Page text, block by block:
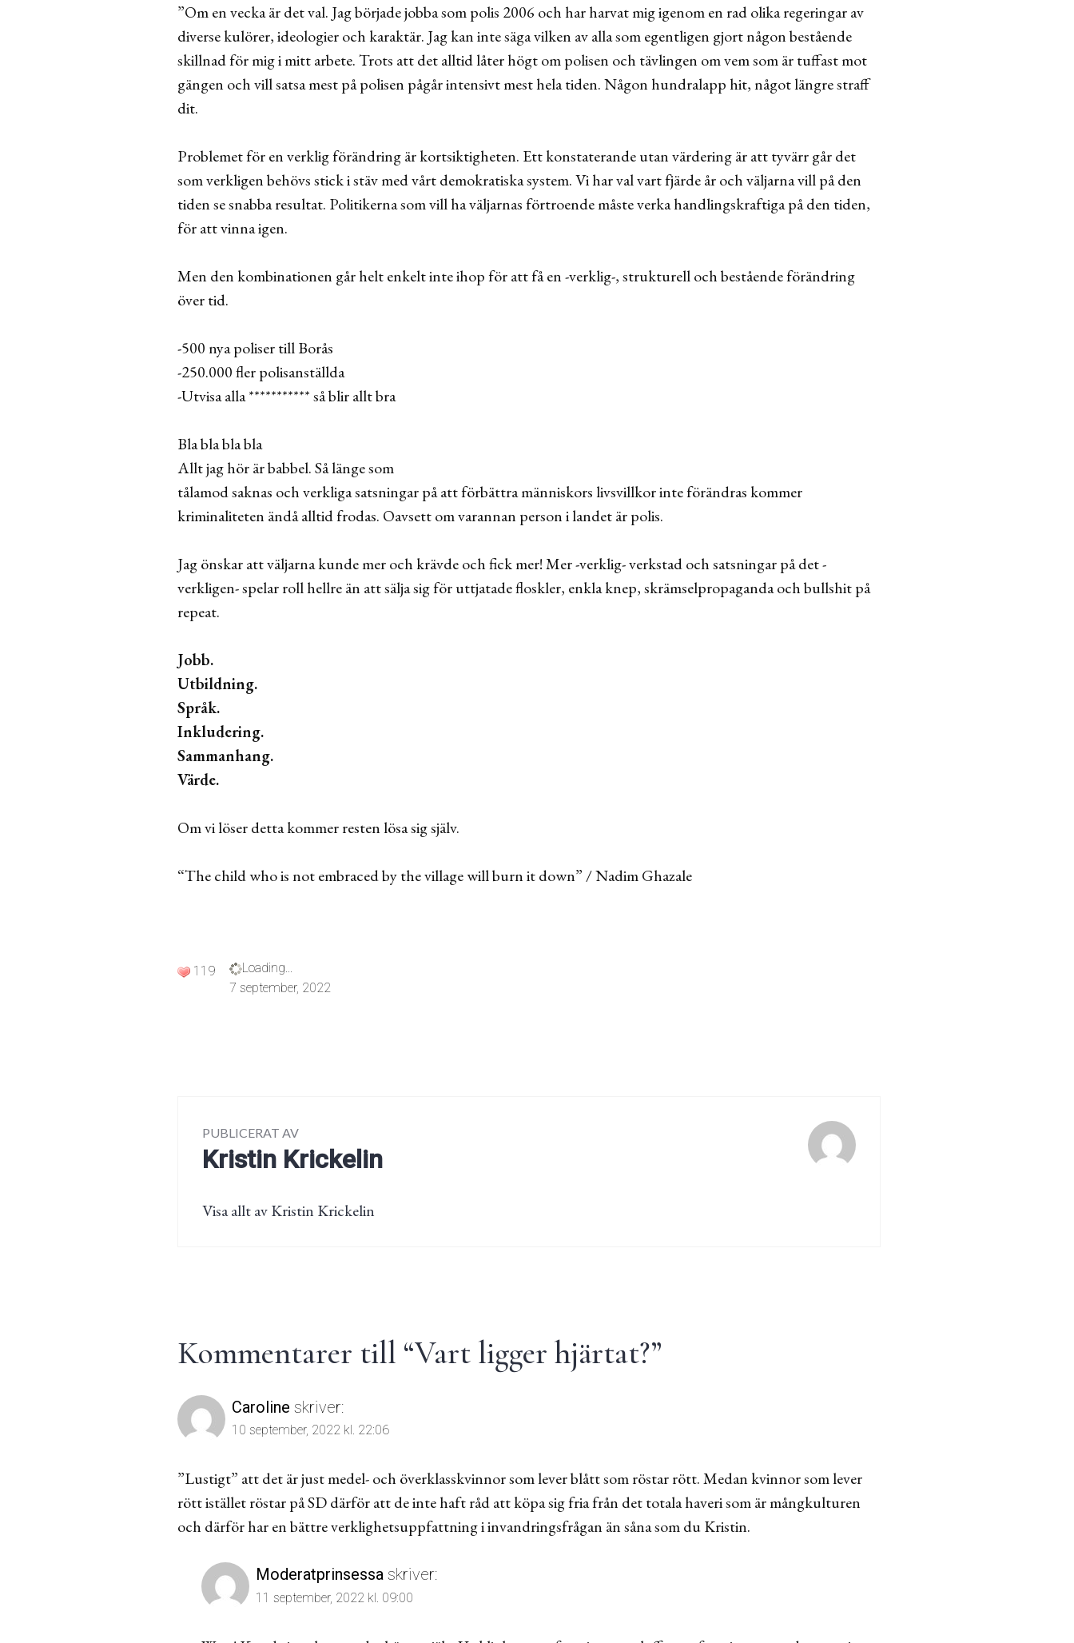
”Om en vecka är det val. Jag började jobba som polis 2006 och har harvat mig igenom en rad olika regeringar av
diverse kulörer, ideologier och karaktär. Jag kan inte säga vilken av alla som egentligen gjort någon bestående
skillnad för mig i mitt arbete. Trots att det alltid låter högt om polisen och tävlingen om vem som är tuffast mot
gängen och vill satsa mest på polisen pågår intensivt mest hela tiden. Någon hundralapp hit, något längre straff
dit.
Problemet för en verklig förändring är kortsiktigheten. Ett konstaterande utan värdering är att tyvärr går det
som verkligen behövs stick i stäv med vårt demokratiska system. Vi har val vart fjärde år och väljarna vill på den
tiden se snabba resultat. Politikerna som vill ha väljarnas förtroende måste verka handlingskraftiga på den tiden,
för att vinna igen.
Men den kombinationen går helt enkelt inte ihop för att få en -verklig-, strukturell och bestående förändring
över tid.
-500 nya poliser till Borås
-250.000 fler polisanställda
-Utvisa alla *********** så blir allt bra
Bla bla bla bla
Allt jag hör är babbel. Så länge som
tålamod saknas och verkliga satsningar på att förbättra människors livsvillkor inte förändras kommer
kriminaliteten ändå alltid frodas. Oavsett om varannan person i landet är polis.
Jag önskar att väljarna kunde mer och krävde och fick mer! Mer -verklig- verkstad och satsningar på det -
verkligen- spelar roll hellre än att sälja sig för uttjatade floskler, enkla knep, skrämselpropaganda och bullshit på
repeat.
Jobb.
Utbildning.
Språk.
Inkludering.
Sammanhang.
Värde.
Om vi löser detta kommer resten lösa sig själv.
“The child who is not embraced by the village will burn it down” / Nadim Ghazale
119
Loading...
7 september, 2022
PUBLICERAT AV
Kristin Krickelin
Visa allt av Kristin Krickelin
Kommentarer till “Vart ligger hjärtat?”
Caroline skriver:
10 september, 2022 kl. 22:06
”Lustigt” att det är just medel- och överklasskvinnor som lever blått som röstar rött. Medan kvinnor som lever
rött istället röstar på SD därför att de inte haft råd att köpa sig fria från det totala haveri som är mångkulturen
och därför har en bättre verklighetsuppfattning i invandringsfrågan än såna som du Kristin.
Moderatprinsessa skriver:
11 september, 2022 kl. 09:00